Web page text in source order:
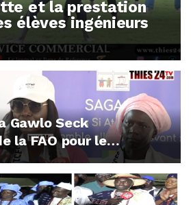
et la prestation
élèves ingénieurs
Gawlo Seck
la FAO pour le
des
de l’Ouest